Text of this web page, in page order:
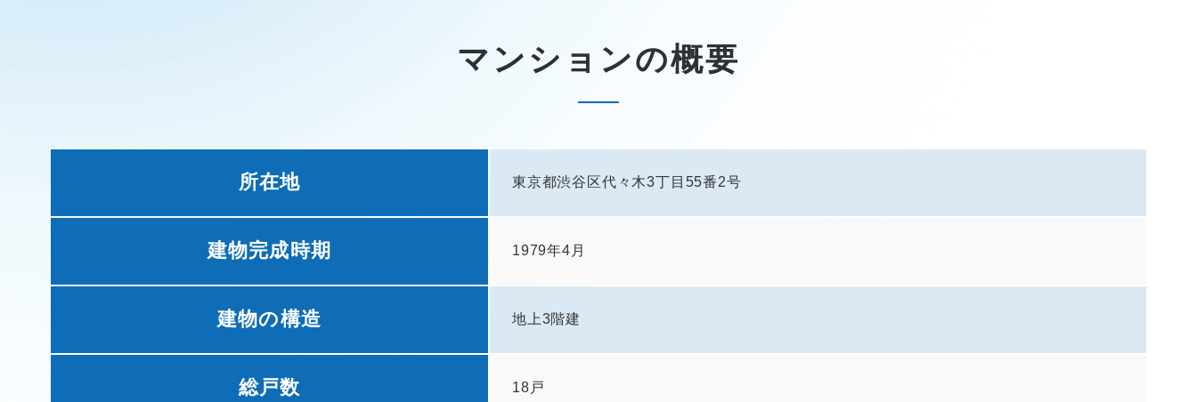
マンションの概要
所在地 東京都渋谷区代々木3丁目55番2号
建物完成時期 1979年4月
建物の構造 地上3階建
総戸数 18戸